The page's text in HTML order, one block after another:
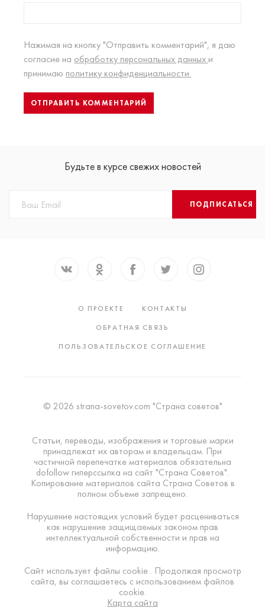
Нажимая на кнопку "Отправить комментарий", я даю
согласие на обработку персональных данных и
принимаю политику конфиденциальности.
Будьте в курсе свежих новостей
ПОДПИСАТЬСЯ
О ПРОЕКТЕ
КОНТАКТЫ
ОБРАТНАЯ СВЯЗЬ
ПОЛЬЗОВАТЕЛЬСКОЕ СОГЛАШЕНИЕ
© 2026 strana-sovetov.com "Страна советов"
Статьи, переводы, изображения и торговые марки
принадлежат их авторам и владельцам. При
частичной перепечатке материалов обязательна
dofollow гиперссылка на сайт "Страна Советов".
Копирование материалов сайта Страна Советов в
полном объеме запрещено.
Нарушение настоящих условий будет расцениваться
как нарушение защищаемых законом прав
интеллектуальной собственности и прав на
информацию.
Сайт использует файлы cookie . Продолжая просмотр
сайта, вы соглашаетесь с использованием файлов
cookie.
Карта сайта